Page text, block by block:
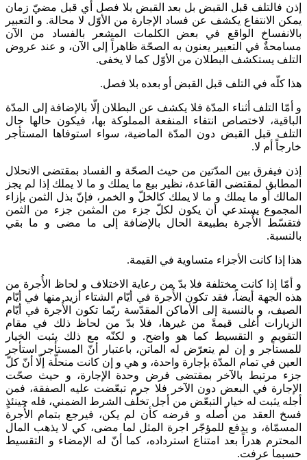
إذن فالتلف قبل القبض بل بعد القبض بلا فصل أي قبل مضيّ زمان
يمكن الانتفاع يكشف عن فساد الإجارة من الأوّل لا محالة. و التعبير
بالانفساخ الواقع في بعض الكلمات المشعر بالفساد من الآن
مسامحةٌ في التعبير يعنون به الصحّة ظاهراً إلى الآن، و عند عروض
التلف يستكشف البطلان من الأوّل كما لا يخفى.
هذا كلّه في التلف قبل القبض أو بعده بلا فصل.
و أمّا التلف أثناء المدّة فلا يكشف عن البطلان إلّا بالإضافة إلى المدّة
الباقية، لاختصاص انتفاء المنفعة المملوكة بها، فيكون حالها حال
التلف قبل القبض دون المدّة الماضية، سواء استوفاها المستأجر
خارجاً أم لا.
إذن فيفرق بين المدّتين من حيث الصحّة و الفساد بمقتضى الانحلال
المطابق لمقتضى القاعدة، نظير بيع ما يملك و ما لا يملك إذا لم يجز
المالك أو ما يملك و ما لا يملك كالخلّ و الخمر، فإنّ بذل الثمن بإزاء
المجموع يستدعي أن يكون لكلّ جزء من المثمن جزء من الثمن
فتقسّط الأُجرة بطبيعة الحال بالإضافة إلى ما مضى و ما بقي
بالنسبة.
هذا إذا كانت الأجزاء متساوية في القيمة.
و أمّا إذا كانت مختلفة فلا بدّ من رعاية الاختلاف و لحاظ الأُجرة من
هذه الجهة أيضاً، فقد تكون الأُجرة في أيّام الشتاء أزيد منها في أيّام
الصيف، و بالنسبة إلى الأماكن المقدّسة ربّما تكون الأُجرة في أيّام
الزيارات أغلى قيمةً من غيرها، فلا بدّ من لحاظ ذلك في مقام
التقويم و التقسيط كما هو واضح. و لكنّه مع ذلك يثبت الخيار
للمستأجر و إن لم يتعرّض له الماتن، باعتبار أنّ المستأجر استأجر
العين في تمام المدّة بإجارة واحدة، و هي و إن كانت منحلّة إلّا أنّ كلّ
جزء مرتبط بالآخر بمقتضى فرض وحدة الإجارة، و حيث صحّت‌
الإجارة في البعض دون الآخر فلا جرم تبعّضت عليه الصفقة، فمن
أجله يثبت له خيار التبعّض من أجل تخلّف الشرط الضمني، فله حينئذٍ
فسخ العقد من أصله و فرضه كأن لم يكن، فيرجع بتمام الأُجرة
المسمّاة، و يدفع للمؤجّر اجرة المثل لما مضى، كي لا يذهب المال
المحترم هدراً بعد امتناع استرداده، كما أنّ له الإمضاء و التقسيط
حسبما عرفت.